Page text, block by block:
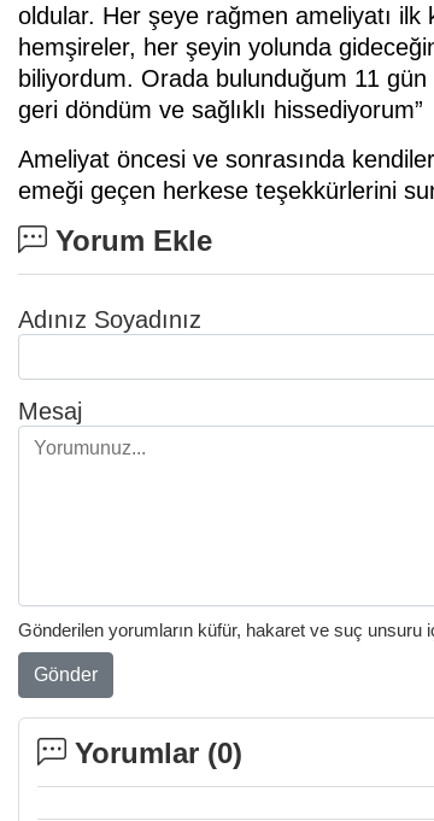
oldular. Her şeye rağmen ameliyatı
hemşireler, her şeyin yolunda
biliyordum. Orada bulunduğum 11
geri döndüm ve sağlıklı hissediyorum”
Ameliyat öncesi ve sonrasında
emeği geçen herkese teşekkürlerini
Yorum Ekle
Adınız Soyadınız
Mesaj
Gönderilen yorumların küfür, hakaret ve suç unsuru
Gönder
Yorumlar (0)